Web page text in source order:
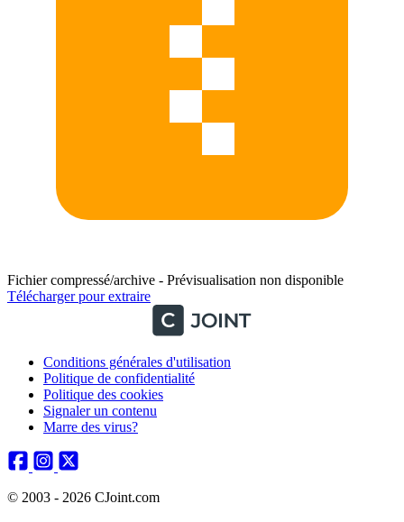
Fichier compressé/archive - Prévisualisation non disponible
Télécharger pour extraire
Conditions générales d'utilisation
Politique de confidentialité
Politique des cookies
Signaler un contenu
Marre des virus?
© 2003 - 2026 CJoint.com